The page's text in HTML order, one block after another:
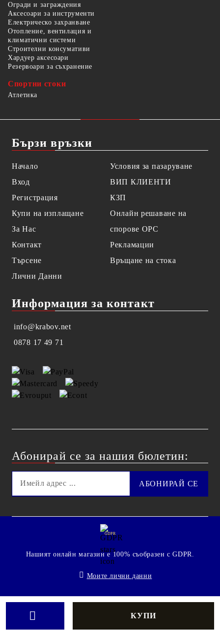
Огради и заграждения
Аксесоари за инструменти
Електрическо захранване
Отопление, вентилация и
климатични системи
Строителни консумативи
Хардуер аксесоари
Резервоари за съхранение
Спортни стоки
Атлетика
Бързи връзки
Начало
Вход
Регистрация
Купи на изплащане
За Нас
Контакт
Търсене
Лични Данни
Условия за пазаруване
ВИП КЛИЕНТИ
КЗП
Онлайн решаване на
спорове OPC
Рекламации
Връщане на стока
Информация за контакт
info@krabov.net
0878 17 49 71
Абонирай се за нашия бюлетин:
GDPR
Нашият онлайн магазин е 100% съобразен с GDPR.
Моите лични данни